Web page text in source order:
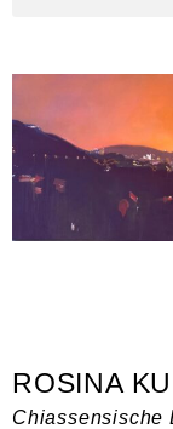
ROSINA
Chiassensische